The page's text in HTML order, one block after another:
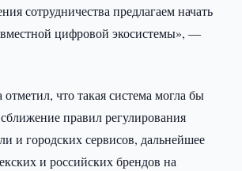
сотрудничества предлагаем начать
цифровой экосистемы», —
отметил, что такая система могла бы
правил регулирования
и городских сервисов, дальнейшее
и российских брендов на